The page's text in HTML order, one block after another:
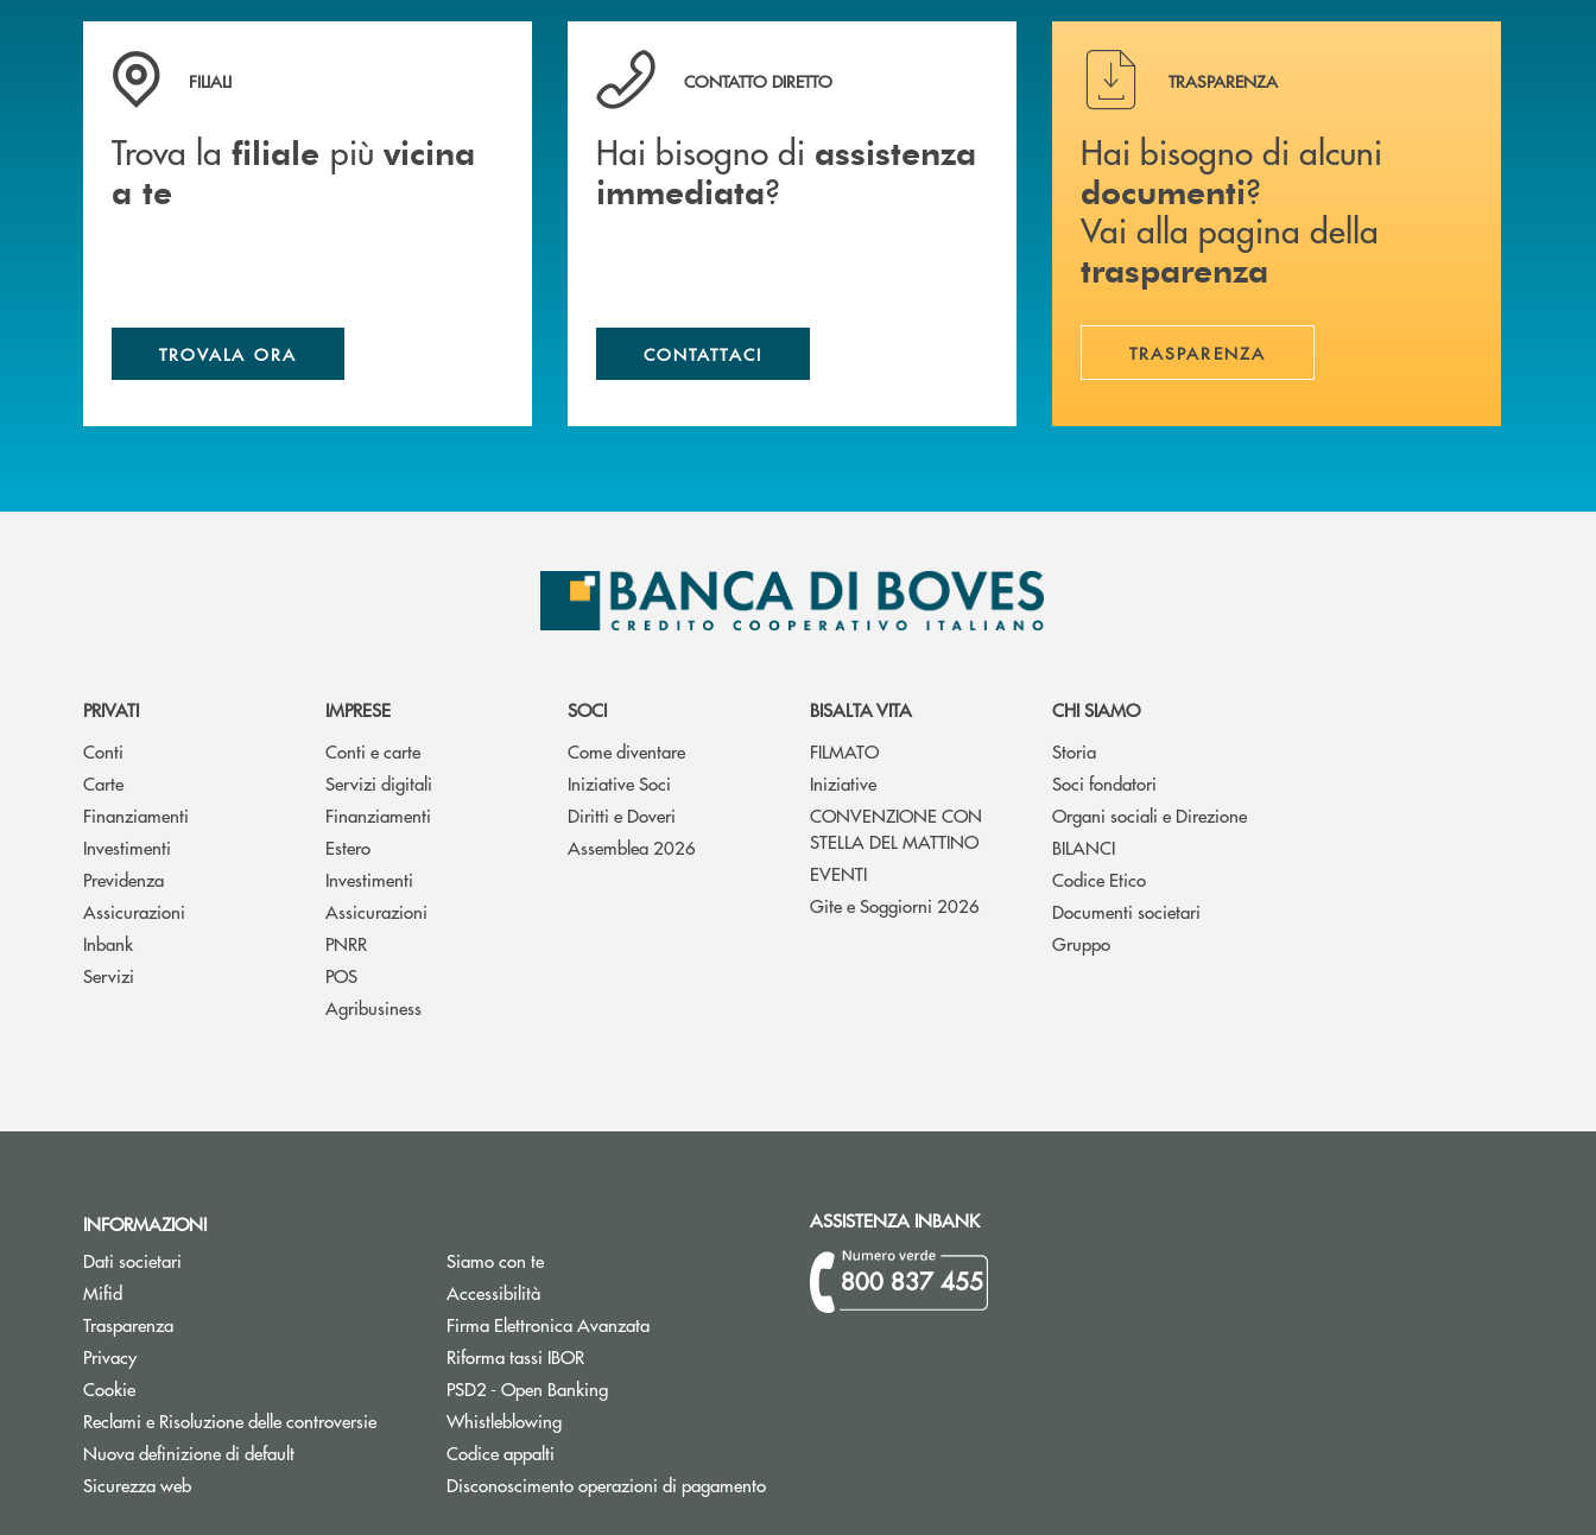
Trova la filiale&nbsp; più vicina a te
FILIALI
Trova la filiale più vicina
a te
TROVALA ORA
Hai bisogno di assistenza immediata ?
CONTATTO DIRETTO
Hai bisogno di assistenza
immediata?
CONTATTACI
Hai bisogno di alcuni documenti ? Vai alla pagina della
TRASPARENZA
Hai bisogno di alcuni
documenti?
Vai alla pagina della
trasparenza
TRASPARENZA
PRIVATI
Conti
Carte
Finanziamenti
Investimenti
Previdenza
Assicurazioni
Inbank
Servizi
IMPRESE
Conti e carte
Servizi digitali
Finanziamenti
Estero
Investimenti
Assicurazioni
PNRR
POS
Agribusiness
SOCI
Come diventare
Iniziative Soci
Diritti e Doveri
Assemblea 2026
BISALTA VITA
FILMATO
Iniziative
CONVENZIONE CON
STELLA DEL MATTINO
EVENTI
Gite e Soggiorni 2026
CHI SIAMO
Storia
Soci fondatori
Organi sociali e Direzione
BILANCI
Codice Etico
Documenti societari
Gruppo
INFORMAZIONI
Dati societari
MifidApre una nuova finestra
Trasparenza
Privacy
Cookie
Reclami e Risoluzione delle controversie
Nuova definizione di default
Sicurezza web
Siamo con te
Accessibilità
Firma Elettronica AvanzataApre una nuova finestra
Riforma tassi IBORApre una nuova finestra
PSD2 - Open BankingApre una nuova finestra
Whistleblowing
Codice appalti
Disconoscimento operazioni di pagamentoApre una nuova finestra
ASSISTENZA INBANK
800 837 455